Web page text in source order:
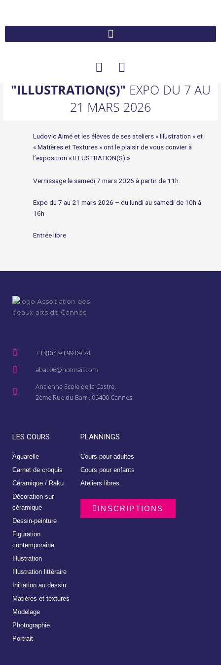
contenu
F
a
c
e
b
o
k
I
n
s
t
a
r
a
m
"ILLUSTRATION(S)" EXPO DU 7 AU
21 MARS 2026
Ludovic Aimé et les élèves de ses ateliers « Illustration » et
« Matières et Textures » ont le plaisir de vous convier à
l’exposition « ILLUSTRATION(S) »
Vernissage le samedi 7 mars 2026 à partir de 11h.
Expo du 7 au 21 mars 2026 – du lundi au samedi de 10h à
16h
Entrée libre
+33(0)4 93 99 09 74
abac06@hotmail.com
Ancienne Ecole de la Castre,
2ème Rue du Barri, 06400 Cannes
LES COURS
Aquarelle
Carnet de croquis
Céramique / Raku
Décoration sur
céramique
Dessin-peinture
Figuration
contemporaine
Illustration
Illustration littéraire
Initiation au dessin
Matières et textures
Modelage
Photographie
Portrait
PLANNINGS
Cours pour adultes
Cours pour enfants
Ateliers libres
INSCRIPTIONS